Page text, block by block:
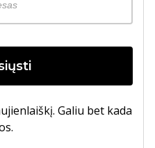
Galiu bet kada